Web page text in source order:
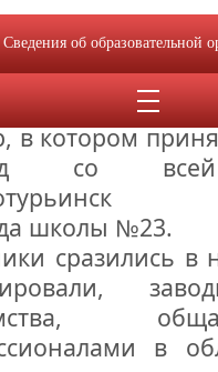
в котором
со всей
школы №23.
сразились в
в
Сведения об образовательной